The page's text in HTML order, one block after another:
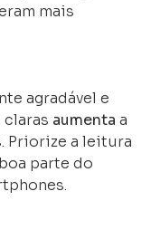
mais
agradável e
claras aumenta a
Priorize a leitura
parte do